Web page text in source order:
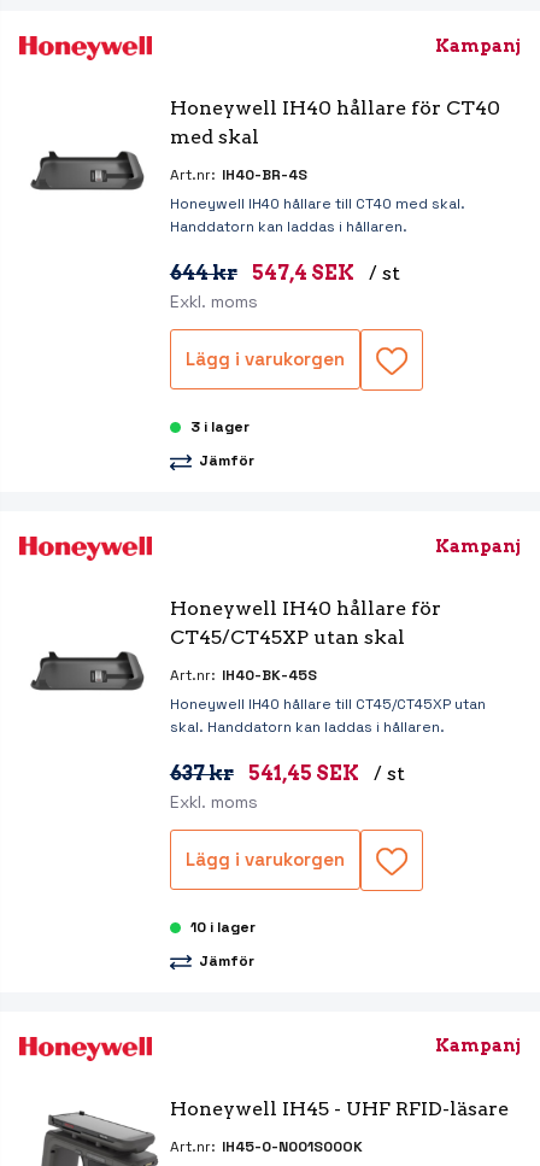
Kampanj
Honeywell IH40 hållare för CT40
med skal
Art.nr: IH40-BR-4S
Honeywell IH40 hållare till CT40 med skal.
Handdatorn kan laddas i hållaren.
644 kr 547,4 SEK / st
Exkl. moms
Lägg i varukorgen
3 i lager
Jämför
Kampanj
Honeywell IH40 hållare för
CT45/CT45XP utan skal
Art.nr: IH40-BK-45S
Honeywell IH40 hållare till CT45/CT45XP utan
skal. Handdatorn kan laddas i hållaren.
637 kr 541,45 SEK / st
Exkl. moms
Lägg i varukorgen
10 i lager
Jämför
Kampanj
Honeywell IH45 - UHF RFID-läsare
Art.nr: IH45-0-N001S00OK